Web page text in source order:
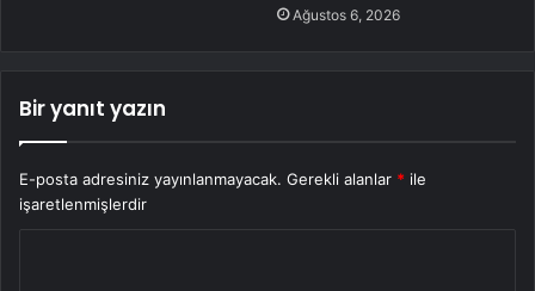
Ağustos 6, 2026
Bir yanıt yazın
E-posta adresiniz yayınlanmayacak. Gerekli alanlar * ile
işaretlenmişlerdir